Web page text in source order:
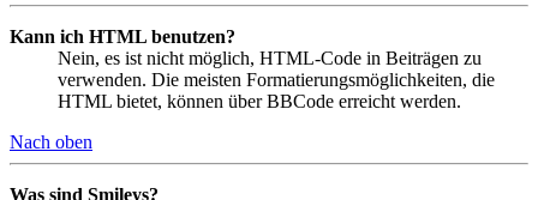
Kann ich HTML benutzen?
Nein, es ist nicht möglich, HTML-Code in Beiträgen zu
verwenden. Die meisten Formatierungsmöglichkeiten, die
HTML bietet, können über BBCode erreicht werden.
Nach oben
Was sind Smileys?